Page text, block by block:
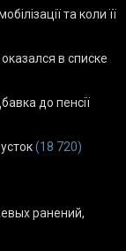
та коли її
в списке
до пенсії
(18 720)
ранений,